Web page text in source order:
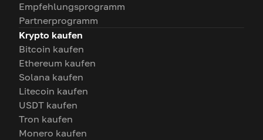
Empfehlungsprogramm
Partnerprogramm
Krypto kaufen
Bitcoin kaufen
Ethereum kaufen
Solana kaufen
Litecoin kaufen
USDT kaufen
Tron kaufen
Monero kaufen